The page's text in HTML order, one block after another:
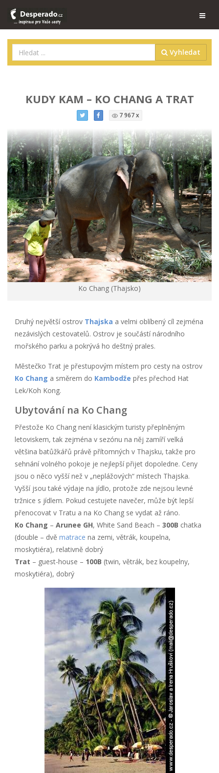
Vyhledat
KUDY KAM – KO CHANG A TRAT
7 967 x
Ko Chang (Thajsko)
Druhý největší ostrov Thajska a velmi oblíbený cíl zejména
nezávislých cestovatelů. Ostrov je součástí národního
mořského parku a pokrývá ho deštný prales.
Městečko Trat je přestupovým místem pro cesty na ostrov
Ko Chang a směrem do Kambodže přes přechod Hat
Lek/Koh Kong.
Ubytování na Ko Chang
Přestože Ko Chang není klasickým turisty přeplněným
letoviskem, tak zejména v sezónu na něj zamíří velká
většina batůžkářů právě přítomných v Thajsku, takže pro
sehnání volného pokoje je nejlepší přijet dopoledne. Ceny
jsou o něco vyšší než v „neplážových“ místech Thajska.
Vyšší jsou také výdaje na jídlo, protože zde nejsou levné
tržnice s jídlem. Pokud cestujete navečer, může být lepší
přenocovat v Tratu a na Ko Chang se vydat až ráno.
Ko Chang – Arunee GH, White Sand Beach – 300B chatka
(double – dvě matrace na zemi, větrák, koupelna,
moskytiéra), relativně dobrý
Trat – guest-house – 100B (twin, větrák, bez koupelny,
moskytiéra), dobrý